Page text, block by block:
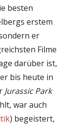
besten
erstem
er
Filme
darüber ist,
bis heute in
Jurassic Park
war auch
) begeistert,